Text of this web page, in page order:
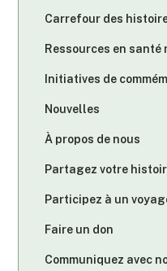
Carrefour des
Ressources en santé
Initiatives de
Nouvelles
À propos de nous
Partagez votre
Participez à un
Faire un don
Communiquez avec